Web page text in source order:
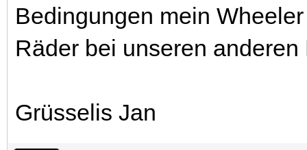
Bedingungen mein
Räder bei unseren
Grüsselis Jan